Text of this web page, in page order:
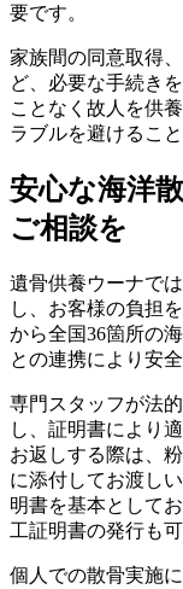
要です。
家族間の同意取得
ど、必要な手続き
ことなく故人を供
ラブルを避けるこ
安心な海洋
ご相談を
遺骨供養ウーナで
し、お客様の負担
から全国36箇所の
との連携により安
専門スタッフが法
し、証明書により
お返しする際は、
に添付してお渡し
明書を基本として
工証明書の発行も可
個人での散骨実施